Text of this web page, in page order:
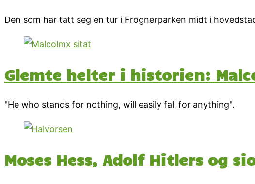
Den som har tatt seg en tur i Frognerparken midt i
Glemte helter i historien:
"He who stands for nothing, will easily fall for anything".
Moses Hess, Adolf Hitlers og